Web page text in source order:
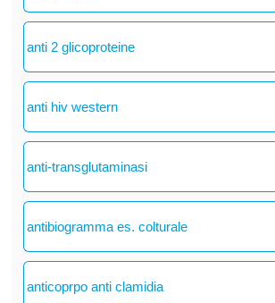
anti 2 glicoproteine
anti hiv western
anti-transglutaminasi
antibiogramma es. colturale
anticoprpo anti clamidia